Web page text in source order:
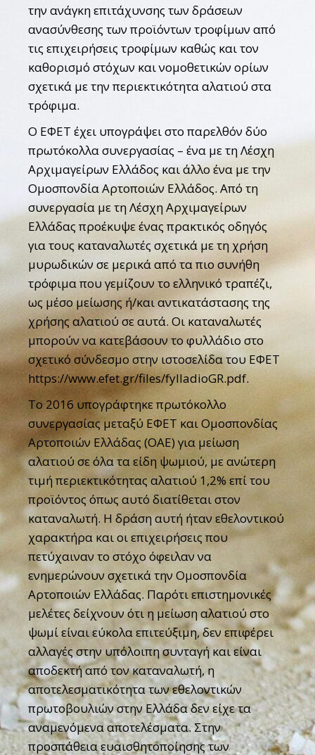
την ανάγκη επιτάχυνσης των δράσεων
ανασύνθεσης των προϊόντων τροφίμων από
τις επιχειρήσεις τροφίμων καθώς και τον
καθορισμό στόχων και νομοθετικών ορίων
σχετικά με την περιεκτικότητα αλατιού στα
τρόφιμα.
Ο ΕΦΕΤ έχει υπογράψει στο παρελθόν δύο
πρωτόκολλα συνεργασίας – ένα με τη Λέσχη
Αρχιμαγείρων Ελλάδος και άλλο ένα με την
Ομοσπονδία Αρτοποιών Ελλάδος. Από τη
συνεργασία με τη Λέσχη Αρχιμαγείρων
Ελλάδας προέκυψε ένας πρακτικός οδηγός
για τους καταναλωτές σχετικά με τη χρήση
μυρωδικών σε μερικά από τα πιο συνήθη
τρόφιμα που γεμίζουν το ελληνικό τραπέζι,
ως μέσο μείωσης ή/και αντικατάστασης της
χρήσης αλατιού σε αυτά. Οι καταναλωτές
μπορούν να κατεβάσουν το φυλλάδιο στο
σχετικό σύνδεσμο στην ιστοσελίδα του ΕΦΕΤ
https://www.efet.gr/files/fylladioGR.pdf.
Το 2016 υπογράφτηκε πρωτόκολλο
συνεργασίας μεταξύ ΕΦΕΤ και Ομοσπονδίας
Αρτοποιών Ελλάδας (ΟΑΕ) για μείωση
αλατιού σε όλα τα είδη ψωμιού, με ανώτερη
τιμή περιεκτικότητας αλατιού 1,2% επί του
προϊόντος όπως αυτό διατίθεται στον
καταναλωτή. Η δράση αυτή ήταν εθελοντικού
χαρακτήρα και οι επιχειρήσεις που
πετύχαιναν το στόχο όφειλαν να
ενημερώνουν σχετικά την Ομοσπονδία
Αρτοποιών Ελλάδας. Παρότι επιστημονικές
μελέτες δείχνουν ότι η μείωση αλατιού στο
ψωμί είναι εύκολα επιτεύξιμη, δεν επιφέρει
αλλαγές στην υπόλοιπη συνταγή και είναι
αποδεκτή από τον καταναλωτή, η
αποτελεσματικότητα των εθελοντικών
πρωτοβουλιών στην Ελλάδα δεν είχε τα
αναμενόμενα αποτελέσματα. Στην
προσπάθεια ευαισθητοποίησης των